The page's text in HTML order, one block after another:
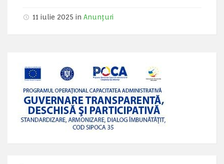
11 iulie 2025 in Anunțuri